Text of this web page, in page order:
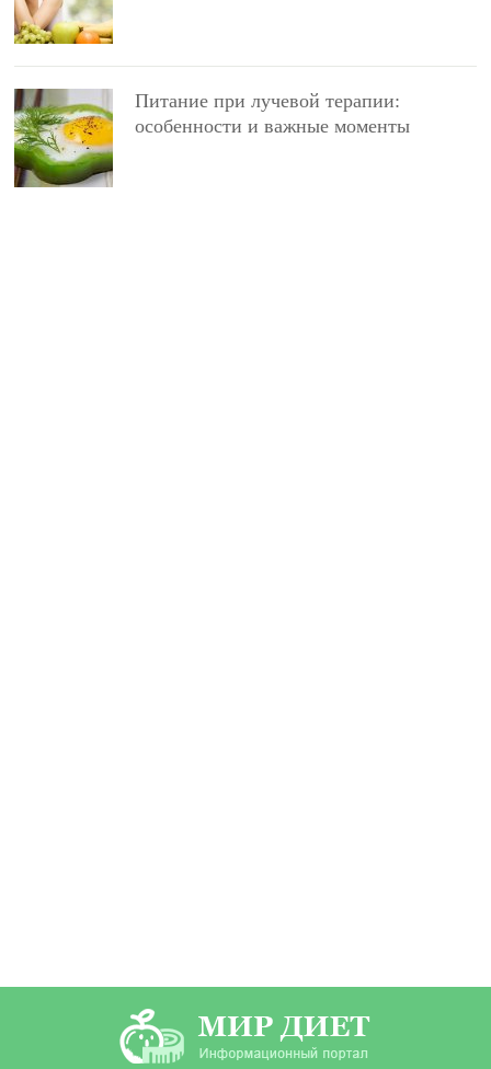
Питание при лучевой терапии:
особенности и важные моменты